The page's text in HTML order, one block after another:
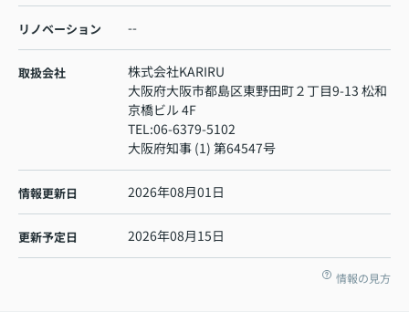
リノベーション --
取扱会社
株式会社KARIRU
大阪府大阪市都島区東野田町２丁目9-13 松和
京橋ビル 4F
TEL:06-6379-5102
大阪府知事 (1) 第64547号
情報更新日 2026年08月01日
更新予定日 2026年08月15日
情報の見方